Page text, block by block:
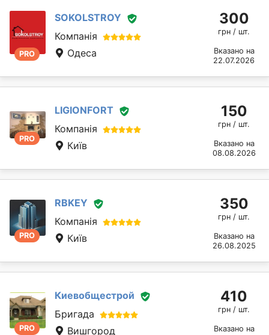
PRO
SOKOLSTROY
Компанія
Одеса
300
грн / шт.
Вказано на
22.07.2026
PRO
LIGIONFORT
Компанія
Київ
150
грн / шт.
Вказано на
08.08.2026
PRO
RBKEY
Компанія
Київ
350
грн / шт.
Вказано на
26.08.2025
PRO
Киевобщестрой
Бригада
Вишгород
410
грн / шт.
Вказано на